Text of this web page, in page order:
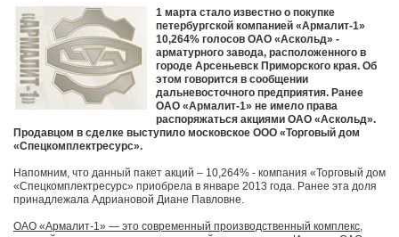
1 марта стало известно о покупке
петербургской компанией «Армалит-1»
10,264% голосов ОАО «Аскольд» -
арматурного завода, расположенного в
городе Арсеньевск Приморского края. Об
этом говорится в сообщении
дальневосточного предприятия. Ранее
ОАО «Армалит-1» не имело права
распоряжаться акциями ОАО «Аскольд».
Продавцом в сделке выступило московское ООО «Торговый дом
«Спецкомплектресурс».
Напомним, что данный пакет акций – 10,264% - компания «Торговый дом
«Спецкомплектресурс» приобрела в январе 2013 года. Ранее эта доля
принадлежала Адриановой Диане Павловне.
ОАО «Армалит-1» — это современный производственный комплекс,